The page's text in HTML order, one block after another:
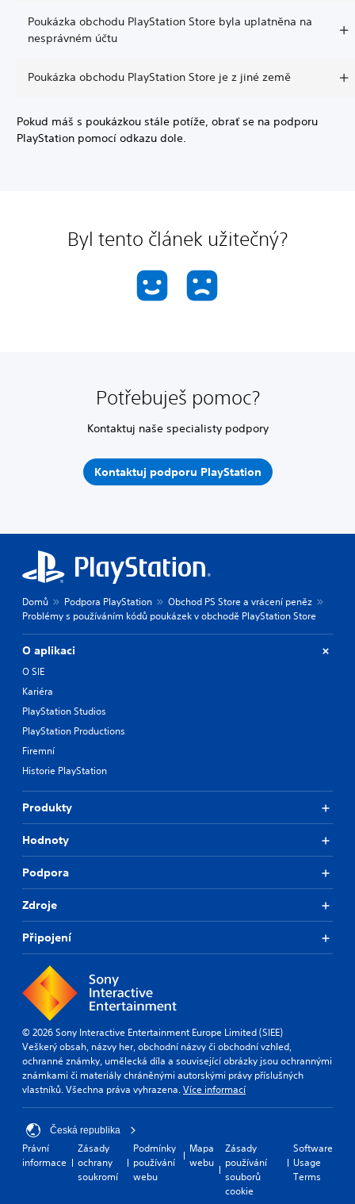
Poukázka obchodu PlayStation Store byla uplatněna na
nesprávném účtu
Poukázka obchodu PlayStation Store je z jiné země
Pokud máš s poukázkou stále potíže, obrať se na podporu
PlayStation pomocí odkazu dole.
Byl tento článek užitečný?
Potřebuješ pomoc?
Kontaktuj naše specialisty podpory
Kontaktuj podporu PlayStation
Domů Podpora PlayStation
Obchod PS Store a vrácení peněz
Problémy s používáním kódů poukázek v obchodě PlayStation Store
O aplikaci
O SIE
Kariéra
PlayStation Studios
PlayStation Productions
Firemní
Historie PlayStation
Produkty
Hodnoty
Podpora
Zdroje
Připojení
© 2026 Sony Interactive Entertainment Europe Limited (SIEE)
Veškerý obsah, názvy her, obchodní názvy či obchodní vzhled,
ochranné známky, umělecká díla a související obrázky jsou ochrannými
známkami či materiály chráněnými autorskými právy příslušných
vlastníků. Všechna práva vyhrazena.Více informací
Česká republika
Právní
informace
Zásady
ochrany
soukromí
Podmínky
používání
webu
Mapa
webu
Zásady
používání
souborů
cookie
Software
Usage
Terms